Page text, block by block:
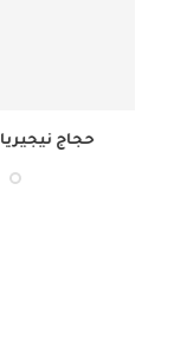
حجاج